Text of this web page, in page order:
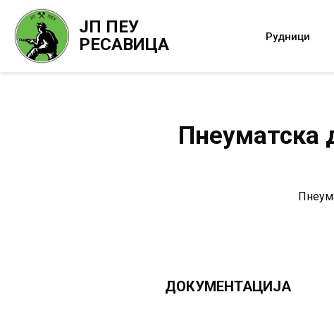
ЈП ПЕУ
РЕСАВИЦА
Рудници
ДОКУМЕНТАЦИЈА